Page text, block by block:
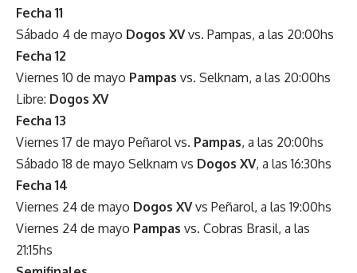
Fecha 11
Sábado 4 de mayo Dogos XVvs. Pampas, a las 20:00hs
Fecha 12
Viernes 10 de mayo Pampas vs. Selknam, a las 20:00hs
Libre: Dogos XV
Fecha 13
Viernes 17 de mayo Peñarol vs. Pampas, a las 20:00hs
Sábado 18 de mayo Selknam vs Dogos XV, a las 16:30hs
Fecha 14
Viernes 24 de mayo Dogos XVvs Peñarol, a las 19:00hs
Viernes 24 de mayo Pampas vs. Cobras Brasil, a las
21:15hs